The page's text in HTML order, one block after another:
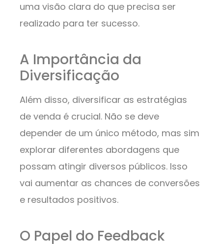
uma visão clara do que precisa ser
realizado para ter sucesso.
A Importância da
Diversificação
Além disso, diversificar as estratégias
de venda é crucial. Não se deve
depender de um único método, mas sim
explorar diferentes abordagens que
possam atingir diversos públicos. Isso
vai aumentar as chances de conversões
e resultados positivos.
O Papel do Feedback